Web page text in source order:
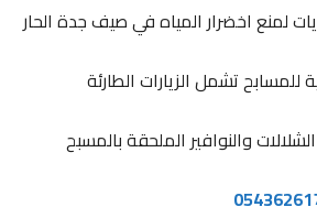
اخضرار المياه في صيف جدة الحار
تشمل الزيارات الطارئة
والنوافير الملحقة بالمسبح